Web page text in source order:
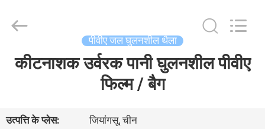
घर
Materials
Reserved.
पीवीए जल घुलनशील थैला
कीटनाशक उर्वरक पानी घुलनशील पीवीए
फिल्म / बैग
उत्पत्ति के प्लेस:
जियांगसू, चीन